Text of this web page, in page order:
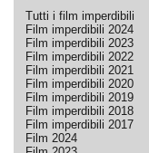
Tutti i film imperdibili
Film imperdibili 2024
Film imperdibili 2023
Film imperdibili 2022
Film imperdibili 2021
Film imperdibili 2020
Film imperdibili 2019
Film imperdibili 2018
Film imperdibili 2017
Film 2024